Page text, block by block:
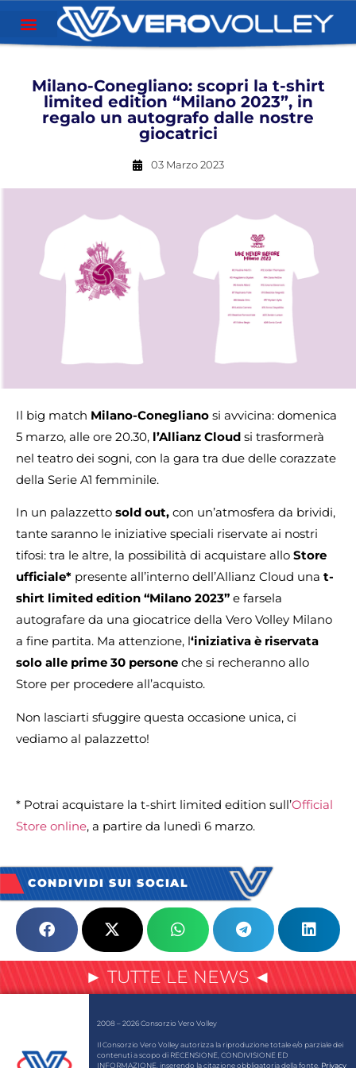
Milano-Conegliano: scopri la t-shirt
limited edition “Milano 2023”, in
regalo un autografo dalle nostre
giocatrici
03 Marzo 2023
Il big match Milano-Conegliano si avvicina: domenica
5 marzo, alle ore 20.30, l’Allianz Cloud si trasformerà
nel teatro dei sogni, con la gara tra due delle corazzate
della Serie A1 femminile.
In un palazzetto sold out, con un’atmosfera da brividi,
tante saranno le iniziative speciali riservate ai nostri
tifosi: tra le altre, la possibilità di acquistare allo Store
ufficiale* presente all’interno dell’Allianz Cloud una t-
shirt limited edition “Milano 2023” e farsela
autografare da una giocatrice della Vero Volley Milano
a fine partita. Ma attenzione, l‘iniziativa è riservata
solo alle prime 30 persone che si recheranno allo
Store per procedere all’acquisto.
Non lasciarti sfuggire questa occasione unica, ci
vediamo al palazzetto!
* Potrai acquistare la t-shirt limited edition sull’Official
Store online, a partire da lunedì 6 marzo.
CONDIVIDI SUI SOCIAL
► TUTTE LE NEWS ◄
2008 – 2026 Consorzio Vero Volley
Il Consorzio Vero Volley autorizza la riproduzione totale e/o parziale dei
contenuti a scopo di RECENSIONE, CONDIVISIONE ED
INFORMAZIONE, inserendo la citazione obbligatoria della fonte. Privacy